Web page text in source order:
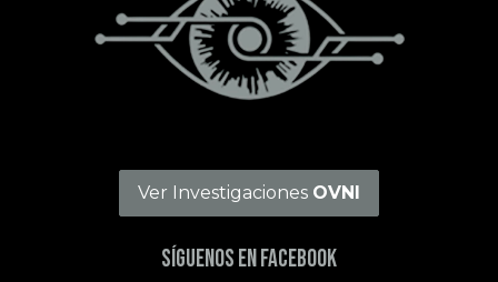
Ver Investigaciones OVNI
Síguenos en Facebook